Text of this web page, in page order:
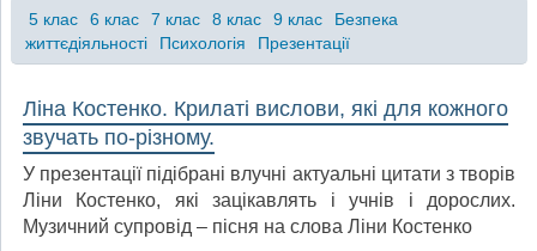
5 клас 6 клас 7 клас 8 клас 9 клас
Безпека
життєдіяльності
Психологія Презентації
Ліна Костенко. Крилаті вислови, які для кожного
звучать по-різному.
У презентації підібрані влучні актуальні цитати з творів
Ліни Костенко, які зацікавлять і учнів і дорослих.
Музичний супровід – пісня на слова Ліни Костенко